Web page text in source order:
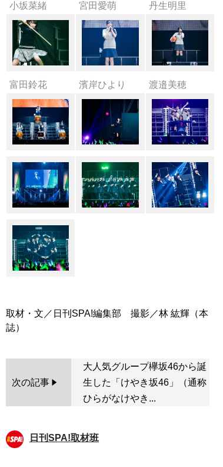
小坂菜緒 宮田愛萌 丹生明里
富田鈴花 濱岸ひより 渡邉美穂
取材・文／日刊SPA!編集部 撮影／林 紘輝（本
次の記事
大人気グループ欅坂46から誕
生した「けやき坂46」（通称
ひらがなけやき...
日刊SPA!取材班